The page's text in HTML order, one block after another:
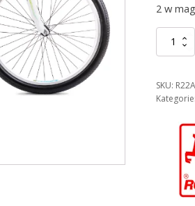
2 w
ilość
ROWER
6.0
KOLOR:
SKU:
Kategorie: